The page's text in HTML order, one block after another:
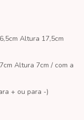
Altura 17,5cm
Altura 7cm / com a
+ ou para -)